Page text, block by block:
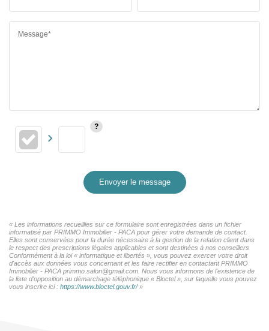
Message*
Envoyer le message
« Les informations recueillies sur ce formulaire sont enregistrées dans un fichier
informatisé par PRIMMO Immobilier - PACA pour gérer votre demande de contact.
Elles sont conservées pour la durée nécessaire à la gestion de la relation client dans
le respect des prescriptions légales applicables et sont destinées à nos conseillers
Conformément à la loi « informatique et libertés », vous pouvez exercer votre droit
d'accès aux données vous concernant et les faire rectifier en contactant PRIMMO
Immobilier - PACA primmo.salon@gmail.com. Nous vous informons de l'existence de
la liste d'opposition au démarchage téléphonique « Bloctel », sur laquelle vous pouvez
vous inscrire ici : https://www.bloctel.gouv.fr/»